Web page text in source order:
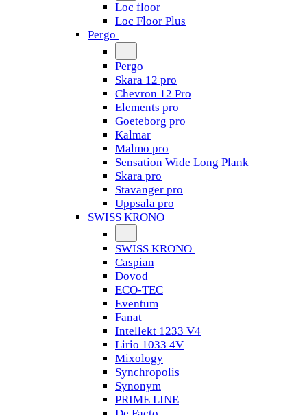
Loc floor
Loc Floor Plus
Pergo
Pergo
Skara 12 pro
Chevron 12 Pro
Elements pro
Goeteborg pro
Kalmar
Malmo pro
Sensation Wide Long Plank
Skara pro
Stavanger pro
Uppsala pro
SWISS KRONO
SWISS KRONO
Caspian
Dovod
ECO-TEC
Eventum
Fanat
Intellekt 1233 V4
Lirio 1033 4V
Mixology
Synchropolis
Synonym
PRIME LINE